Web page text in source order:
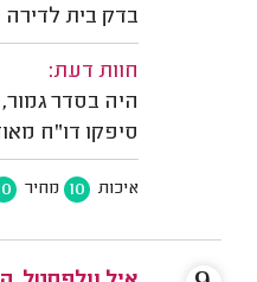
בדק בית לדירה
חוות דעת:
היה בסדר
סיפקו דו"ח
איכות 10 מחיר